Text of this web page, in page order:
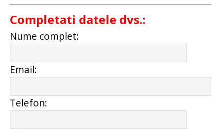
Completati datele dvs.:
Nume complet:
Email:
Telefon: